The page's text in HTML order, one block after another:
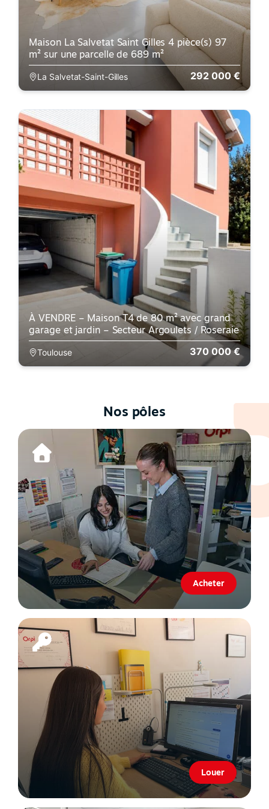
292 000 €
Maison La Salvetat Saint Gilles 4 pièce(s) 97
m² sur une parcelle de 689 m²
La Salvetat-Saint-Gilles
370 000 €
À VENDRE – Maison T4 de 80 m² avec grand
garage et jardin – Secteur Argoulets / Roseraie
Toulouse
Nos pôles
Acheter
Louer